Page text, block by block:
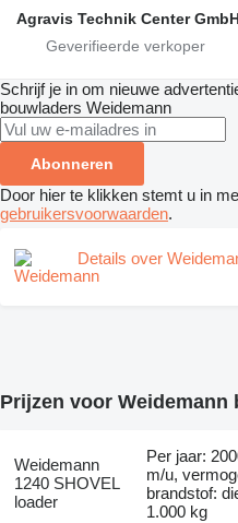
Agravis Technik Center
Schrijf je in om nieuwe
bouwladers Weidemann
Abonneren
Door hier te klikken stemt u in
gebruikersvoorwaarden.
Details over
Prijzen voor Weidemann
Weidemann
1240 SHOVEL
loader
Per jaar:
m/u,
brandstof:
1.000 kg